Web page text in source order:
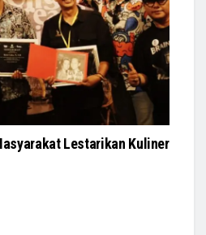
Lestarikan Kuliner